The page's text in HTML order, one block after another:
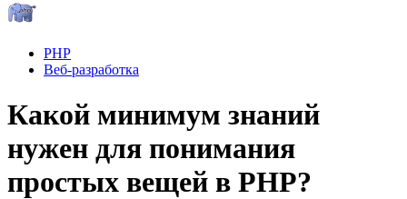
PHP
Веб-разработка
Какой минимум знаний
нужен для понимания
простых вещей в PHP?